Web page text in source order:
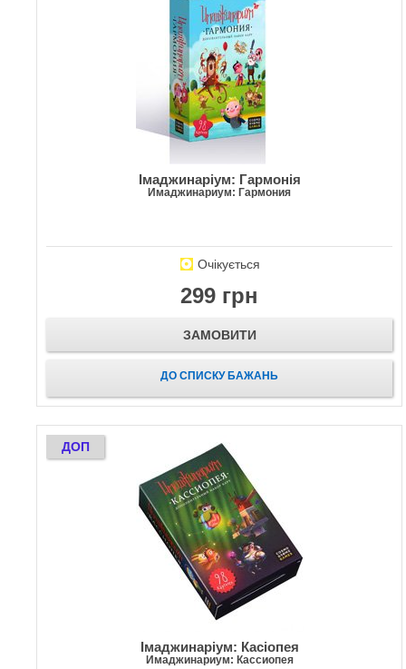
Імаджинаріум: Гармонія
Имаджинариум: Гармония
Очікується
299 грн
ЗАМОВИТИ
ДО СПИСКУ БАЖАНЬ
ДОП
Імаджинаріум: Касіопея
Имаджинариум: Кассиопея